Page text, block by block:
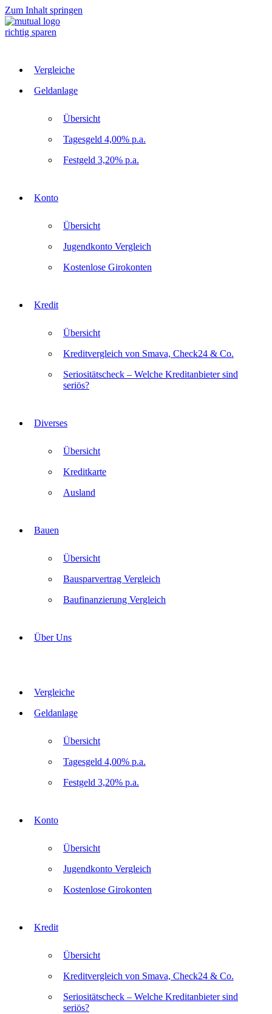
Zum Inhalt springen
richtig sparen
Vergleiche
Geldanlage
Übersicht
Tagesgeld 4,00% p.a.
Festgeld 3,20% p.a.
Konto
Übersicht
Jugendkonto Vergleich
Kostenlose Girokonten
Kredit
Übersicht
Kreditvergleich von Smava, Check24 & Co.
Seriositätscheck – Welche Kreditanbieter sind
seriös?
Diverses
Übersicht
Kreditkarte
Ausland
Bauen
Übersicht
Bausparvertrag Vergleich
Baufinanzierung Vergleich
Über Uns
Vergleiche
Geldanlage
Übersicht
Tagesgeld 4,00% p.a.
Festgeld 3,20% p.a.
Konto
Übersicht
Jugendkonto Vergleich
Kostenlose Girokonten
Kredit
Übersicht
Kreditvergleich von Smava, Check24 & Co.
Seriositätscheck – Welche Kreditanbieter sind
seriös?